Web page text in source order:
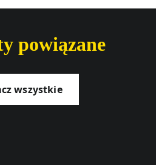
powiązane
wszystkie